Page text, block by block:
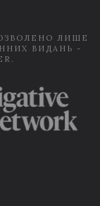
ЛИШЕ
ВИДАНЬ -